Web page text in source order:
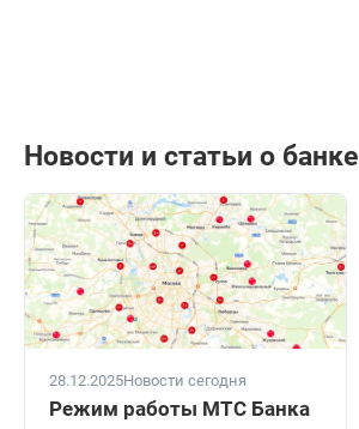
Новости и статьи о банке
28.12.2025Новости сегодня
Режим работы МТС Банка